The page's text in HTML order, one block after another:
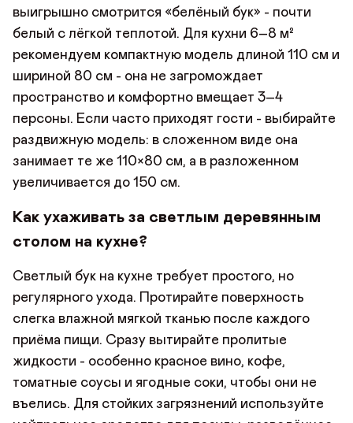
выигрышно смотрится «белёный бук» - почти
белый с лёгкой теплотой. Для кухни 6–8 м²
рекомендуем компактную модель длиной 110 см и
шириной 80 см - она не загромождает
пространство и комфортно вмещает 3–4
персоны. Если часто приходят гости - выбирайте
раздвижную модель: в сложенном виде она
занимает те же 110×80 см, а в разложенном
увеличивается до 150 см.
Как ухаживать за светлым деревянным
столом на кухне?
Светлый бук на кухне требует простого, но
регулярного ухода. Протирайте поверхность
слегка влажной мягкой тканью после каждого
приёма пищи. Сразу вытирайте пролитые
жидкости - особенно красное вино, кофе,
томатные соусы и ягодные соки, чтобы они не
въелись. Для стойких загрязнений используйте